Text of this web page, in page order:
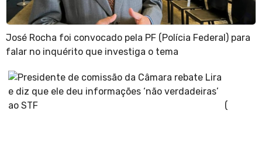
José Rocha foi convocado pela PF (Polícia Federal) para
falar no inquérito que investiga o tema
(